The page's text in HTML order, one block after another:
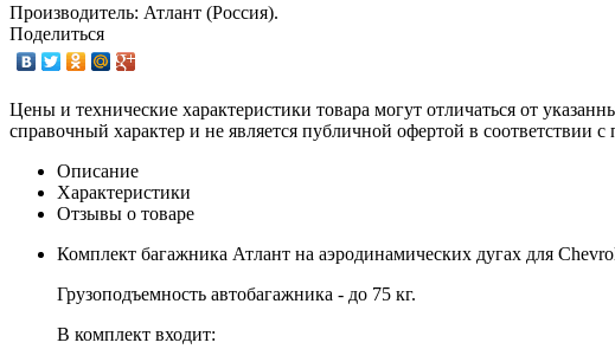
Производитель: Атлант (Россия).
Поделиться
Цены и технические характеристики товара могут отличаться от
справочный характер и не является публичной офертой в соответствии
Описание
Характеристики
Отзывы о товаре
Комплект багажника Атлант на аэродинамических дугах для
Грузоподъемность автобагажника - до 75 кг.
В комплект входит: